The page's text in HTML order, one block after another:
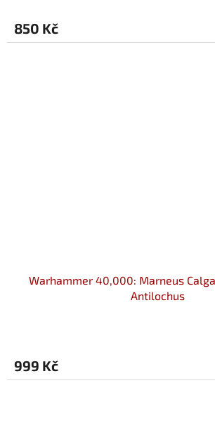
850 Kč
Warhammer 40,000: Marneus
Antilochus
999 Kč